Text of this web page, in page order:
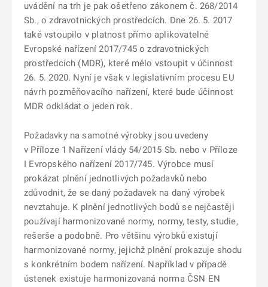
uvádění na trh je pak ošetřeno zákonem č. 268/2014
Sb., o zdravotnických prostředcích. Dne 26. 5. 2017
také vstoupilo v platnost přímo aplikovatelné
Evropské nařízení 2017/745 o zdravotnických
prostředcích (MDR), které mělo vstoupit v účinnost
26. 5. 2020. Nyní je však v legislativním procesu EU
návrh pozměňovacího nařízení, které bude účinnost
MDR odkládat o jeden rok.
Požadavky na samotné výrobky jsou uvedeny
v Příloze 1 Nařízení vlády 54/2015 Sb. nebo v Příloze
I Evropského nařízení 2017/745. Výrobce musí
prokázat plnění jednotlivých požadavků nebo
zdůvodnit, že se daný požadavek na daný výrobek
nevztahuje. K plnění jednotlivých bodů se nejčastěji
používají harmonizované normy, normy, testy, studie,
rešerše a podobně. Pro většinu výrobků existují
harmonizované normy, jejichž plnění prokazuje shodu
s konkrétním bodem nařízení. Například v případě
ústenek existuje harmonizovaná norma ČSN EN